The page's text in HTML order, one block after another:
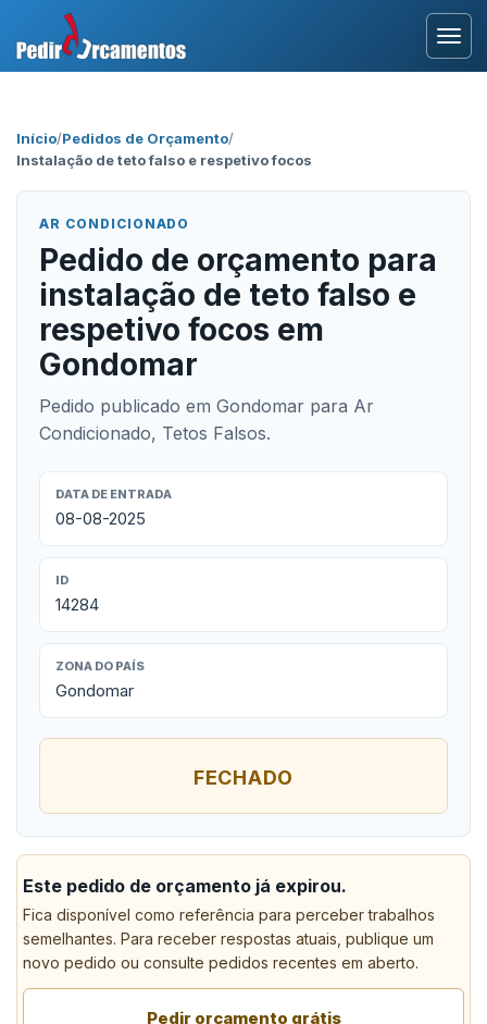
Início/Pedidos de Orçamento/
Instalação de teto falso e respetivo focos
AR CONDICIONADO
Pedido de orçamento para
instalação de teto falso e
respetivo focos em
Gondomar
Pedido publicado em Gondomar para Ar
Condicionado, Tetos Falsos.
DATA DE ENTRADA
08-08-2025
ID
14284
ZONA DO PAÍS
Gondomar
FECHADO
Este pedido de orçamento já expirou.
Fica disponível como referência para perceber trabalhos
semelhantes. Para receber respostas atuais, publique um
novo pedido ou consulte pedidos recentes em aberto.
Pedir orçamento grátis
Área Profissional
Como Funciona?
Testemunhos